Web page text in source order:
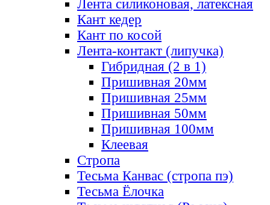
Лента силиконовая, латексная
Кант кедер
Кант по косой
Лента-контакт (липучка)
Гибридная (2 в 1)
Пришивная 20мм
Пришивная 25мм
Пришивная 50мм
Пришивная 100мм
Клеевая
Стропа
Тесьма Канвас (стропа пэ)
Тесьма Ёлочка